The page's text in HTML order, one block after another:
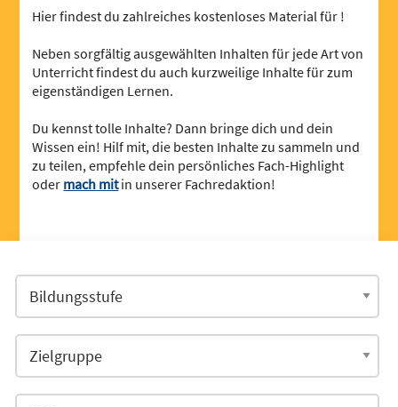
Hier findest du zahlreiches kostenloses Material für !
Neben sorgfältig ausgewählten Inhalten für jede Art von
Unterricht findest du auch kurzweilige Inhalte für zum
eigenständigen Lernen.
Du kennst tolle Inhalte? Dann bringe dich und dein
Wissen ein! Hilf mit, die besten Inhalte zu sammeln und
zu teilen, empfehle dein persönliches Fach-Highlight
oder mach mitin unserer Fachredaktion!